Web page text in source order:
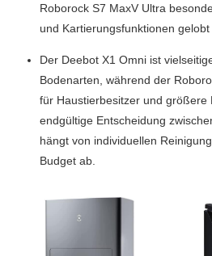
Roborock S7 MaxV Ultra
und Kartierungsfunktionen gelobt
Der Deebot X1 Omni ist
Bodenarten, während der
für Haustierbesitzer und größere
endgültige Entscheidung
hängt von individuellen
Budget ab.